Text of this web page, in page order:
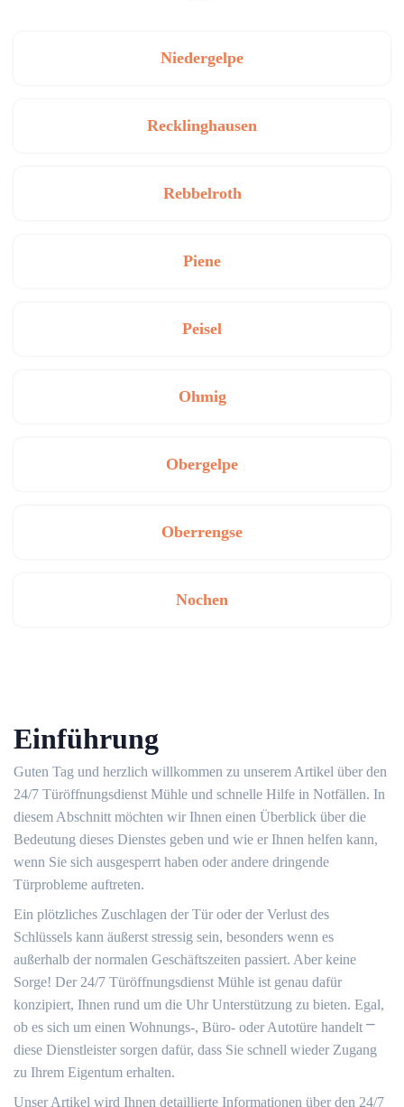
Niedergelpe
Recklinghausen
Rebbelroth
Piene
Peisel
Ohmig
Obergelpe
Oberrengse
Nochen
Einführung
Guten Tag und herzlich willkommen zu unserem Artikel über den
24/7 Türöffnungsdienst Mühle und schnelle Hilfe in Notfällen. In
diesem Abschnitt möchten wir Ihnen einen Überblick über die
Bedeutung dieses Dienstes geben und wie er Ihnen helfen kann,
wenn Sie sich ausgesperrt haben oder andere dringende
Türprobleme auftreten.​
Ein plötzliches Zuschlagen der Tür oder der Verlust des
Schlüssels kann äußerst stressig sein, besonders wenn es
außerhalb der normalen Geschäftszeiten passiert.​ Aber keine
Sorge!​ Der 24/7 Türöffnungsdienst Mühle ist genau dafür
konzipiert, Ihnen rund um die Uhr Unterstützung zu bieten.​ Egal,
ob es sich um einen Wohnungs-, Büro- oder Autotüre handelt ⎻
diese Dienstleister sorgen dafür, dass Sie schnell wieder Zugang
zu Ihrem Eigentum erhalten.​
Unser Artikel wird Ihnen detaillierte Informationen über den 24/7